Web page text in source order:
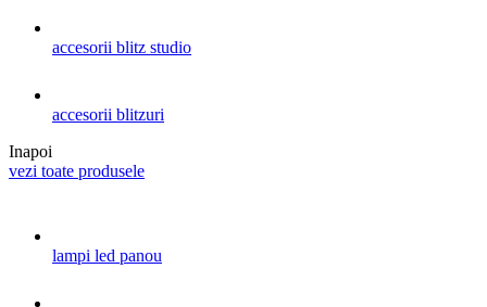
accesorii blitz studio
accesorii blitzuri
Inapoi
vezi toate produsele
lampi led panou